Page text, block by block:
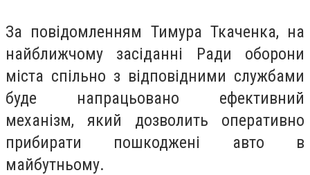
За повідомленням Тимура Ткаченка, на
найближчому засіданні Ради оборони
міста спільно з відповідними службами
буде напрацьовано ефективний
механізм, який дозволить оперативно
прибирати пошкоджені авто в
майбутньому.